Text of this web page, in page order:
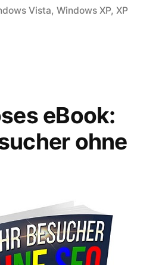
Vista, Windows XP, XP
eBook:
ohne